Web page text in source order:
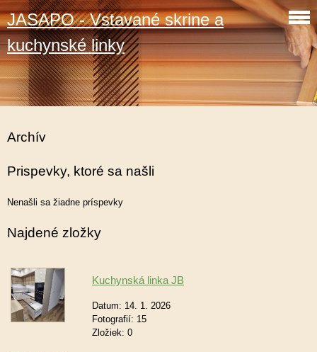
JASAPO - Vstavané skrine a
kuchynské linky
Archív
Prispevky, ktoré sa našli
Nenašli sa žiadne príspevky
Najdené zložky
Kuchynská linka JB
Datum: 14. 1. 2026
Fotografií: 15
Zložiek: 0